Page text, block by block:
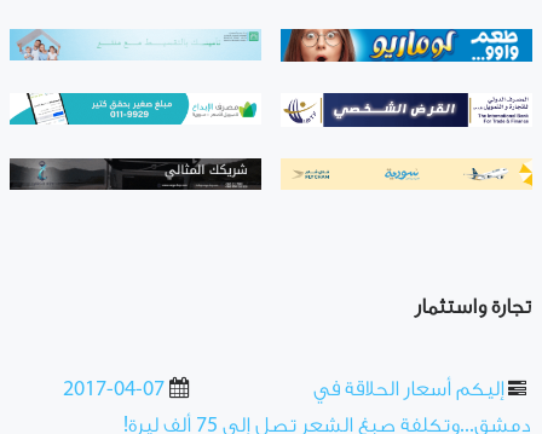
تجارة واستثمار
2017-04-07
إليكم أسعار الحلاقة في
دمشق...وتكلفة صبغ الشعر تصل إلى 75 ألف ليرة!